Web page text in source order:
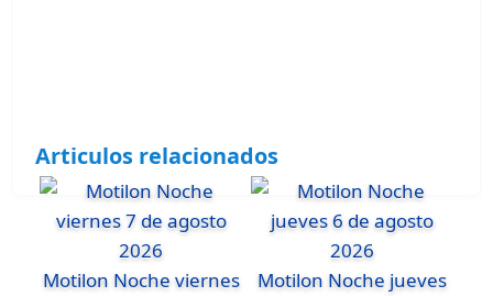
Articulos relacionados
Motilon Noche viernes
Motilon Noche jueves